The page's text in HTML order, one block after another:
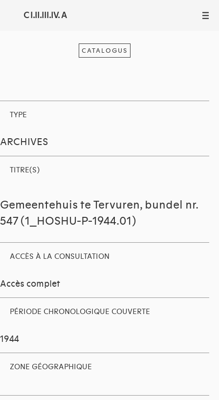
C I.II.III.IV. A III
CATALOGUS
TYPE
ARCHIVES
TITRE(S)
Gemeentehuis te Tervuren, bundel nr.
547 (1_HOSHU-P-1944.01)
ACCÈS À LA CONSULTATION
Accès complet
PÉRIODE CHRONOLOGIQUE COUVERTE
1944
ZONE GÉOGRAPHIQUE